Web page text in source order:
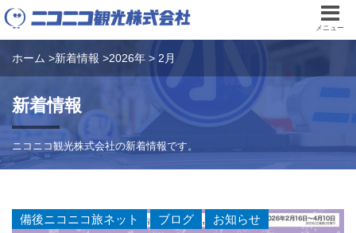
メニュー
ホーム >新着情報 >2026年 > 2月
新着情報
ニコニコ観光株式会社の新着情報です。
備後ニコニコ旅ネット , ブログ , お知らせ